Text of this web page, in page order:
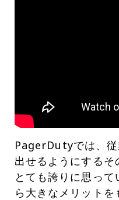
PagerDutyでは、従
出せるようにする
とても誇りに思っ
ら大きなメリット